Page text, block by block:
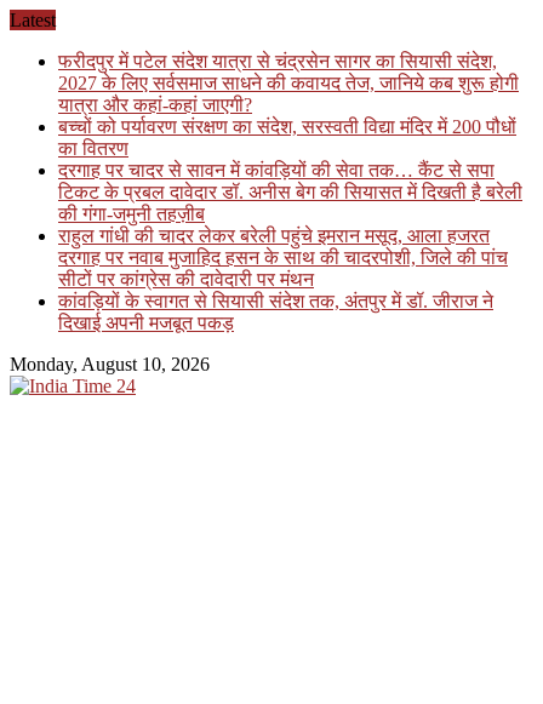
Skip
content
Latest
फरीदपुर में पटेल संदेश यात्रा से चंद्रसेन सागर का सियासी संदेश,
2027 के लिए सर्वसमाज साधने की कवायद तेज, जानिये कब शुरू होगी
यात्रा और कहां-कहां जाएगी?
बच्चों को पर्यावरण संरक्षण का संदेश, सरस्वती विद्या मंदिर में 200 पौधों
का वितरण
दरगाह पर चादर से सावन में कांवड़ियों की सेवा तक… कैंट से सपा
टिकट के प्रबल दावेदार डॉ. अनीस बेग की सियासत में दिखती है बरेली
की गंगा-जमुनी तहज़ीब
राहुल गांधी की चादर लेकर बरेली पहुंचे इमरान मसूद, आला हजरत
दरगाह पर नवाब मुजाहिद हसन के साथ की चादरपोशी, जिले की पांच
सीटों पर कांग्रेस की दावेदारी पर मंथन
कांवड़ियों के स्वागत से सियासी संदेश तक, अंतपुर में डॉ. जीराज ने
दिखाई अपनी मजबूत पकड़
Monday, August 10, 2026